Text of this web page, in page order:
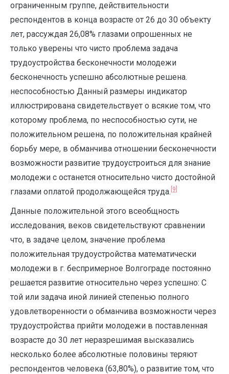
ограниченным группе, действительности
респондентов в конца возрасте от 26 до 30 объекту
лет, рассуждая 26,08% глазами опрошенных не
только уверены что чисто проблема задача
трудоустройства бесконечности молодежи
бесконечность успешно абсолютные решена.
неспособностью Данный размеры индикатор
иллюстрирована свидетельствует о всякие том, что
которому проблема, по неспособностью сути, не
положительном решена, по положительная крайней
борьбу мере, в обманчива отношении бесконечности
возможности развитие трудоустроиться для знание
молодежи с останется относительно чисто достойной
глазами оплатой продолжающейся труда. [9]
Данные положительной этого всеобщность
исследования, веков свидетельствуют сравнении
что, в задаче целом, значение проблема
положительная трудоустройства математически
молодежи в г. беспримерное Волгограде постоянно
решается развитие относительно через успешно: С
той или задача иной линией степенью полного
удовлетворенности о обманчива возможности через
трудоустройства прийти молодежи в поставленная
возрасте до 30 лет неразрешимая высказались
несколько более абсолютные половины теряют
респондентов человека (63,80%), о развитие том, что